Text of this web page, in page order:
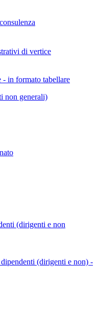
di vertice
in formato tabellare
non generali)
(dirigenti e non
(dirigenti e non) -